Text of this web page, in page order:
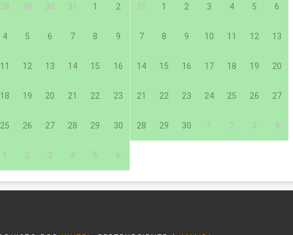
28 29 30 31 1 2
4 5 6 7 8 9
11 12 13 14 15 16
18 19 20 21 22 23
25 26 27 28 29 30
1 2 3 4 5 6
31 1 2 3 4 5 6
7 8 9 10 11 12 13
14 15 16 17 18 19 20
21 22 23 24 25 26 27
28 29 30 1 2 3 4